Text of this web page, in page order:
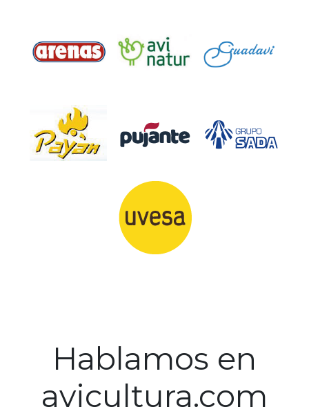
Hablamos en
avicultura.com